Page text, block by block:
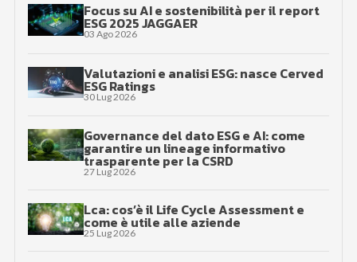
Focus su AI e sostenibilità per il report
ESG 2025 JAGGAER
03 Ago 2026
Valutazioni e analisi ESG: nasce Cerved
ESG Ratings
30 Lug 2026
Governance del dato ESG e AI: come
garantire un lineage informativo
trasparente per la CSRD
27 Lug 2026
Lca: cos’è il Life Cycle Assessment e
come è utile alle aziende
25 Lug 2026